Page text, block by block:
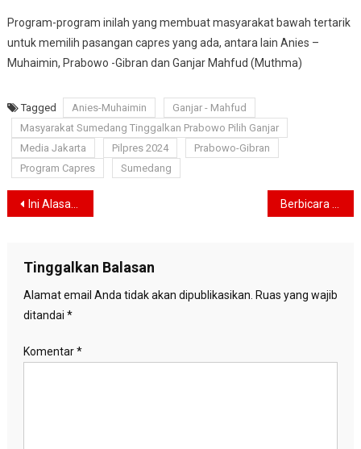
Program-program inilah yang membuat masyarakat bawah tertarik
untuk memilih pasangan capres yang ada, antara lain Anies –
Muhaimin, Prabowo -Gibran dan Ganjar Mahfud (Muthma)
Tagged Anies-Muhaimin
Ganjar - Mahfud
Masyarakat Sumedang Tinggalkan Prabowo Pilih Ganjar
Media Jakarta
Pilpres 2024
Prabowo-Gibran
Program Capres
Sumedang
Navigasi
Ini Alasan Pemprov DKI Jakarta Lakukan Pencabutan Stick Cone di Sejumlah Jalur Sepeda
Tinggalkan Balasan
Alamat email Anda tidak akan dipublikasikan. Ruas yang wajib
ditandai *
Komentar*